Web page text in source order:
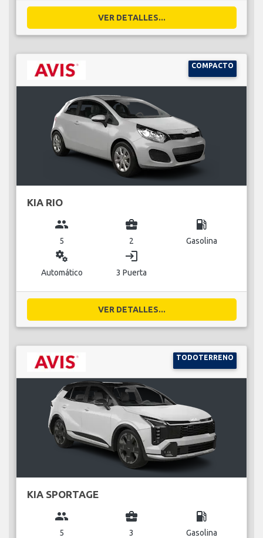
VER DETALLES...
COMPACTO
KIA RIO
group
5
business_center
2
local_gas_station
Gasolina
miscellaneous_services
Automático
login
3 Puerta
VER DETALLES...
TODOTERRENO
KIA SPORTAGE
group
5
business_center
3
local_gas_station
Gasolina